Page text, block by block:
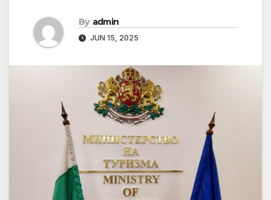
By admin
JUN 15, 2025